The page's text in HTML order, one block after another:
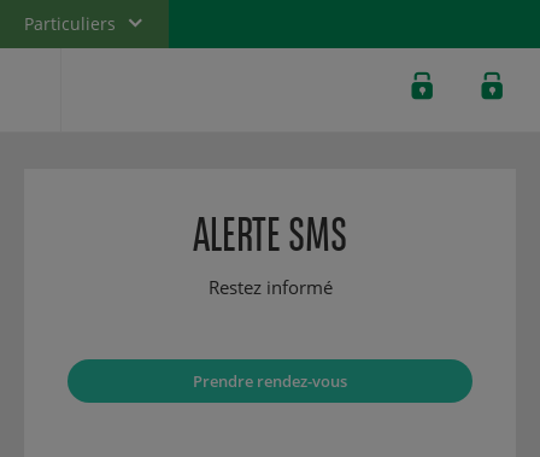
Particuliers
ALERTE SMS
Restez informé
Prendre rendez-vous